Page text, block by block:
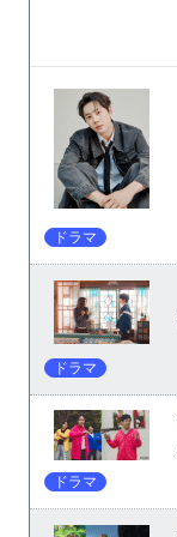
ドラマ
ドラマ
ドラマ